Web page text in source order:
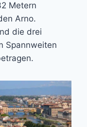
Metern
Arno.
die drei
Spannweiten